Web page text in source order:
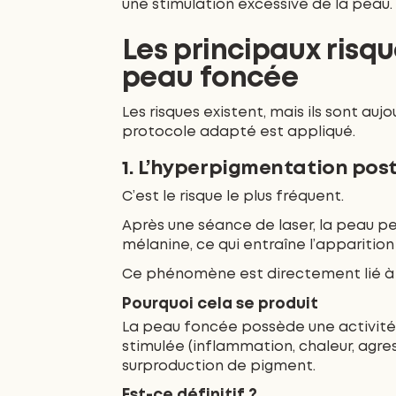
une stimulation excessive de la peau.
Les principaux
peau foncée
Les risques existent, mais ils sont
protocole adapté est appliqué.
1. L’hyperpigmentation
C’est le risque le plus fréquent.
Après une séance de laser, la peau
mélanine, ce qui entraîne
Ce phénomène est directement lié
Pourquoi cela se produit
La peau foncée possède une
stimulée (inflammation, chaleur,
surproduction de pigment.